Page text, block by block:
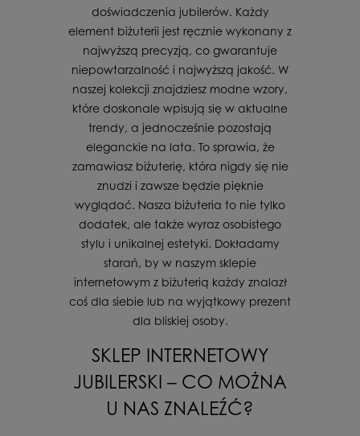
doświadczenia jubilerów. Każdy
element biżuterii jest ręcznie wykonany z
najwyższą precyzją, co gwarantuje
niepowtarzalność i najwyższą jakość. W
naszej kolekcji znajdziesz modne wzory,
które doskonale wpisują się w aktualne
trendy, a jednocześnie pozostają
eleganckie na lata. To sprawia, że
zamawiasz biżuterię, która nigdy się nie
znudzi i zawsze będzie pięknie
wyglądać. Nasza biżuteria to nie tylko
dodatek, ale także wyraz osobistego
stylu i unikalnej estetyki. Dokładamy
starań, by w naszym sklepie
internetowym z biżuterią każdy znalazł
coś dla siebie lub na wyjątkowy prezent
dla bliskiej osoby.
SKLEP INTERNETOWY
JUBILERSKI – CO MOŻNA
U NAS ZNALEŹĆ?